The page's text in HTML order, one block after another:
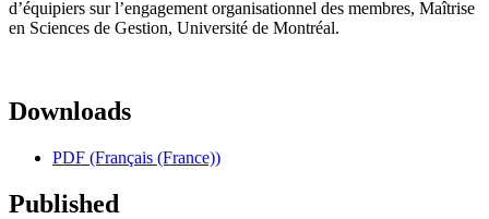
d’équipiers sur l’engagement organisationnel des membres, Maîtrise
en Sciences de Gestion, Université de Montréal.
Downloads
PDF (Français (France))
Published